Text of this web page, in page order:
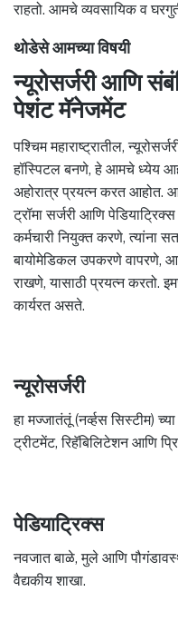
राहतो. आमचे व्यवसायिक व
थोडेसे आमच्या विषयी
न्यूरोसर्जरी आणि
पेशंट मॅनेजमेंट
पश्चिम महाराष्ट्रातील,
हॉस्पिटल बनणे, हे आमचे ध्येय
अहोरात्र प्रयत्न करत आहोत.
ट्रॉमा सर्जरी आणि
कर्मचारी नियुक्त करणे, त्यांना
बायोमेडिकल उपकरणे वापरणे,
राखणे, यासाठी प्रयत्न करतो.
कार्यरत असते.
न्यूरोसर्जरी
हा मज्जातंतूं (नर्व्हस सिस्टीम)
ट्रीटमेंट, रिहॅबिलिटेशन आणि
पेडियाट्रिक्स
नवजात बाळे, मुले आणि
वैद्यकीय शाखा.